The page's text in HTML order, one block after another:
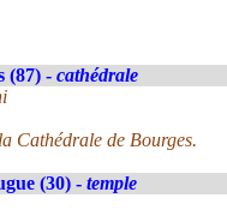
(87) - cathédrale
Cathédrale de Bourges.
(30) - temple